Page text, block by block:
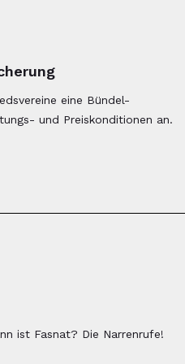
eine Bündel-
und Preiskonditionen an.
ist Fasnat? Die Narrenrufe!